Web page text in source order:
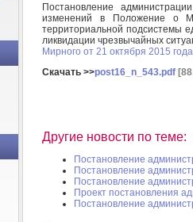
Постановление
изменений в Положение о
территориальной подсистемы
ликвидации чрезвычайных
Мирного от 21 октября 2015
Скачать >>post16_n_543.pdf
Другие новости по теме:
Постановление
Постановление
Постановление
Проект постановления
Постановление